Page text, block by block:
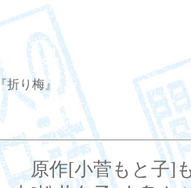
『折り梅』
原作[小菅もと子]